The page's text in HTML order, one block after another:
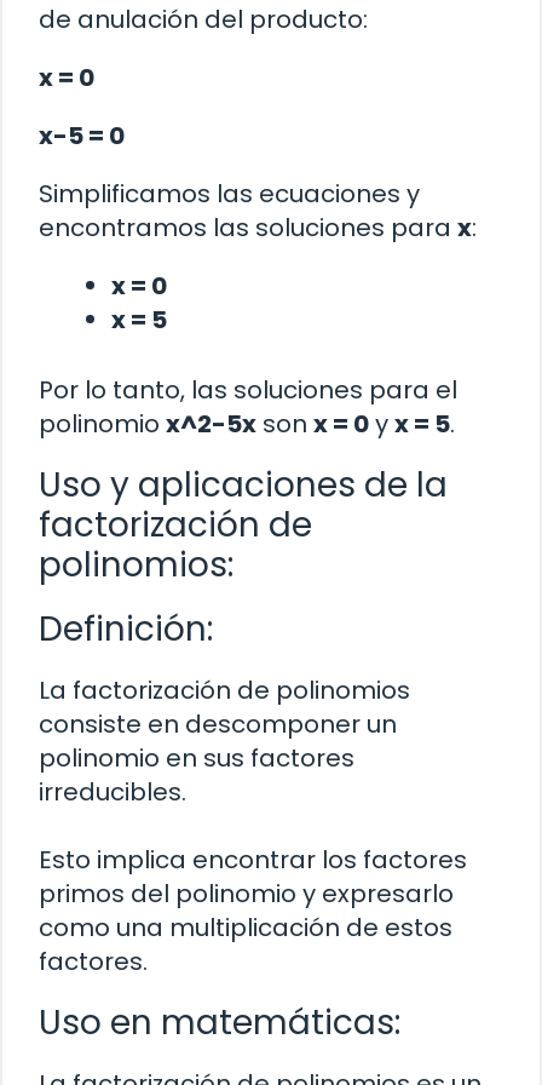
de anulación del producto:
x = 0
x-5 = 0
Simplificamos las ecuaciones y
encontramos las soluciones para x:
x = 0
x = 5
Por lo tanto, las soluciones para el
polinomio x^2-5x son x = 0yx = 5.
Uso y aplicaciones de la
factorización de
polinomios:
Definición:
La factorización de polinomios
consiste en descomponer un
polinomio en sus factores
irreducibles.
Esto implica encontrar los factores
primos del polinomio y expresarlo
como una multiplicación de estos
factores.
Uso en matemáticas: